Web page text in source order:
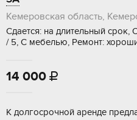
Кемеровская область,
Сдается: на длительный
/ 5, С мебелью, Ремонт:
14 000 
К долгосрочной аренде